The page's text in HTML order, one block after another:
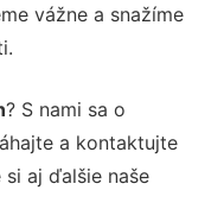
vážne a snažíme
? S nami sa o
a kontaktujte
aj ďalšie naše